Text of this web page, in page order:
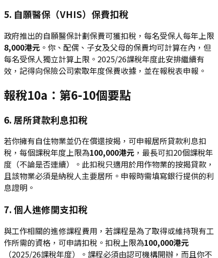
5. 自願醫保（VHIS）保費扣稅
政府推出的自願醫保計劃保費可獲扣稅，每名受保人每年上限
8,000港元 。你、配偶、子女及父母的保費均可計算在內，但
每名受保人獨立計算上限。2025/26課稅年度此安排繼續有
效，記得向保險公司索取年度保費收據，並在報稅表申報。
報稅10a：第6-10個要點
6. 居所貸款利息扣稅
若你擁有自住物業並仍在償還按揭，可申報居所貸款利息扣
稅，每個課稅年度上限為100,000港元 ，最長可扣20個課稅年
度（不論是否連續）。此扣稅只適用於用作物業的按揭貸款，
且該物業必須是納稅人主要居所。申報時需填寫銀行提供的利
息證明。
7. 個人進修開支扣稅
與工作相關的進修課程費用，若課程是為了取得或維持現有工
作所需的資格，可申請扣稅。扣稅上限為100,000港元
（2025/26課稅年度）。課程必須由認可機構開辦，而且你不